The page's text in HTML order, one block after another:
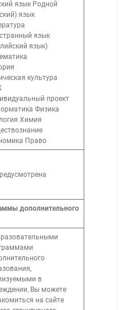
язык Родной
язык
язык
язык)
культура
проект
Физика
Химия
Право
дополнительного
в
Вы можете
на сайте